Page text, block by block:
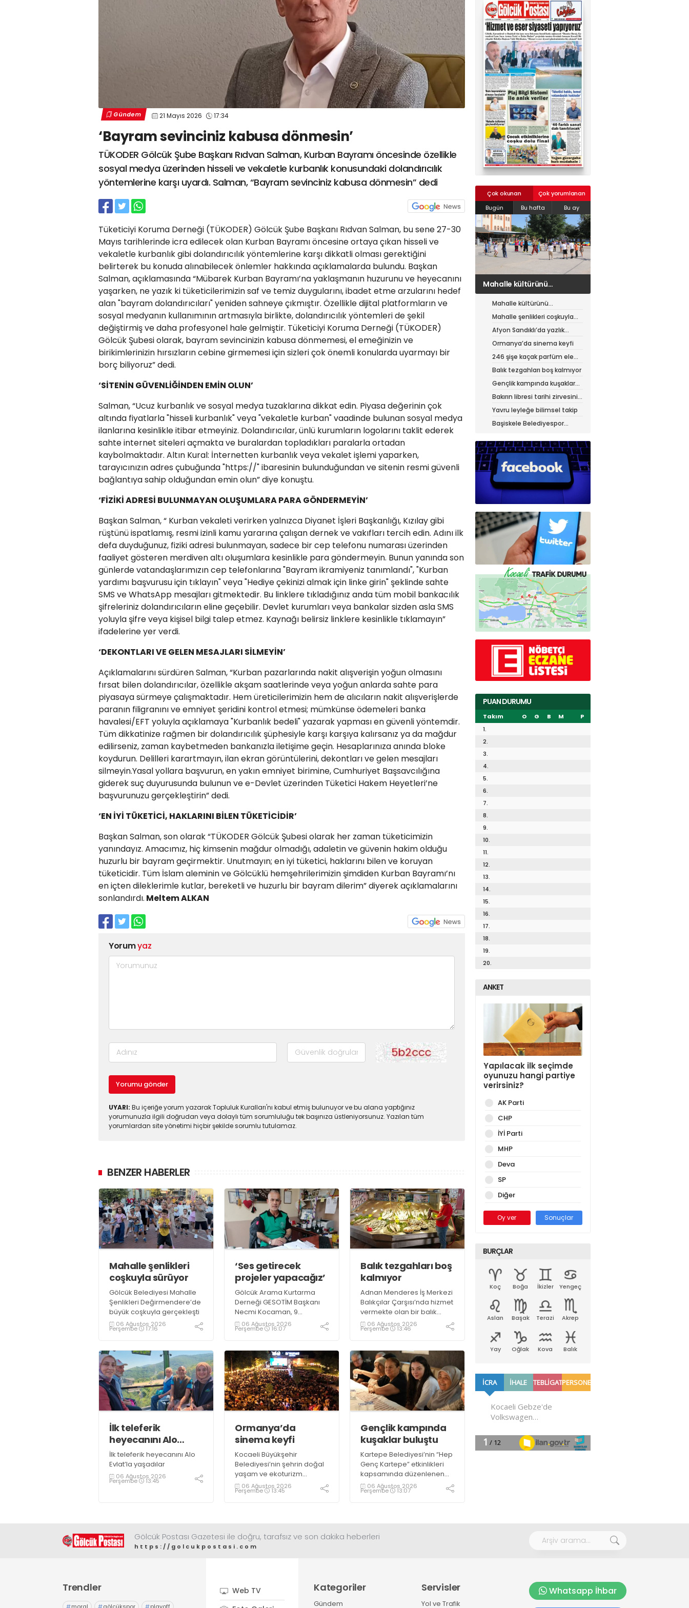
Gündem 21 Mayıs 2026 17:34
‘Bayram sevinciniz kabusa dönmesin’
TÜKODER Gölcük Şube Başkanı Rıdvan Salman, Kurban Bayramı öncesinde özellikle
sosyal medya üzerinden hisseli ve vekaletle kurbanlık konusundaki dolandırıcılık
yöntemlerine karşı uyardı. Salman, “Bayram sevinciniz kabusa dönmesin” dedi
Tüketiciyi Koruma Derneği (TÜKODER) Gölcük Şube Başkanı Rıdvan Salman, bu sene 27-30
Mayıs tarihlerinde icra edilecek olan Kurban Bayramı öncesine ortaya çıkan hisseli ve
vekaletle kurbanlık gibi dolandırıcılık yöntemlerine karşı dikkatli olması gerektiğini
belirterek bu konuda alınabilecek önlemler hakkında açıklamalarda bulundu. Başkan
Salman, açıklamasında “​Mübarek Kurban Bayramı’na yaklaşmanın huzurunu ve heyecanını
yaşarken, ne yazık ki tüketicilerimizin saf ve temiz duygularını, ibadet etme arzularını hedef
alan "bayram dolandırıcıları" yeniden sahneye çıkmıştır. Özellikle dijital platformların ve
sosyal medyanın kullanımının artmasıyla birlikte, dolandırıcılık yöntemleri de şekil
değiştirmiş ve daha profesyonel hale gelmiştir. Tüketiciyi Koruma Derneği (TÜKODER)
Gölcük Şubesi olarak, bayram sevincinizin kabusa dönmemesi, el emeğinizin ve
birikimlerinizin hırsızların cebine girmemesi için sizleri çok önemli konularda uyarmayı bir
borç biliyoruz” dedi.
‘SİTENİN GÜVENLİĞİNDEN EMİN OLUN’
​Salman, “Ucuz kurbanlık ve sosyal medya tuzaklarına dikkat edin. ​Piyasa değerinin çok
altında fiyatlarla "hisseli kurbanlık" veya "vekaletle kurban" vaadinde bulunan sosyal medya
ilanlarına kesinlikle itibar etmeyiniz. Dolandırıcılar, ünlü kurumların logolarını taklit ederek
sahte internet siteleri açmakta ve buralardan topladıkları paralarla ortadan
kaybolmaktadır. Altın Kural: İnternetten kurbanlık veya vekalet işlemi yaparken,
tarayıcınızın adres çubuğunda "https://" ibaresinin bulunduğundan ve sitenin resmi güvenli
bağlantıya sahip olduğundan emin olun” diye konuştu.
‘FİZİKİ ADRESİ BULUNMAYAN OLUŞUMLARA PARA GÖNDERMEYİN’
​Başkan Salman, “ Kurban vekaleti verirken yalnızca Diyanet İşleri Başkanlığı, Kızılay gibi
rüştünü ispatlamış, resmi izinli kamu yararına çalışan dernek ve vakıfları tercih edin. Adını ilk
defa duyduğunuz, fiziki adresi bulunmayan, sadece bir cep telefonu numarası üzerinden
faaliyet gösteren merdiven altı oluşumlara kesinlikle para göndermeyin. Bunun yanında son
günlerde vatandaşlarımızın cep telefonlarına "Bayram ikramiyeniz tanımlandı", "Kurban
yardımı başvurusu için tıklayın" veya "Hediye çekinizi almak için linke girin" şeklinde sahte
SMS ve WhatsApp mesajları gitmektedir. Bu linklere tıkladığınız anda tüm mobil bankacılık
şifreleriniz dolandırıcıların eline geçebilir. Devlet kurumları veya bankalar sizden asla SMS
yoluyla şifre veya kişisel bilgi talep etmez. Kaynağı belirsiz linklere kesinlikle tıklamayın”
ifadelerine yer verdi.
‘DEKONTLARI VE GELEN MESAJLARI SİLMEYİN’
​Açıklamalarını sürdüren Salman, “​Kurban pazarlarında nakit alışverişin yoğun olmasını
fırsat bilen dolandırıcılar, özellikle akşam saatlerinde veya yoğun anlarda sahte para
piyasaya sürmeye çalışmaktadır. Hem üreticilerimizin hem de alıcıların nakit alışverişlerde
paranın filigranını ve emniyet şeridini kontrol etmesi; mümkünse ödemeleri banka
havalesi/EFT yoluyla açıklamaya "Kurbanlık bedeli" yazarak yapması en güvenli yöntemdir.​
Tüm dikkatinize rağmen bir dolandırıcılık şüphesiyle karşı karşıya kalırsanız ya da mağdur
edilirseniz, zaman kaybetmeden bankanızla iletişime geçin. Hesaplarınıza anında bloke
koydurun. Delilleri karartmayın, ilan ekran görüntülerini, dekontları ve gelen mesajları
silmeyin.Yasal yollara başvurun, en yakın emniyet birimine, Cumhuriyet Başsavcılığına
giderek suç duyurusunda bulunun ve e-Devlet üzerinden Tüketici Hakem Heyetleri’ne
başvurunuzu gerçekleştirin” dedi.
‘EN İYİ TÜKETİCİ, HAKLARINI BİLEN TÜKETİCİDİR’
Başkan Salman, son olarak “​TÜKODER Gölcük Şubesi olarak her zaman tüketicimizin
yanındayız. Amacımız, hiç kimsenin mağdur olmadığı, adaletin ve güvenin hakim olduğu
huzurlu bir bayram geçirmektir. Unutmayın; en iyi tüketici, haklarını bilen ve koruyan
tüketicidir. Tüm İslam aleminin ve Gölcüklü hemşehrilerimizin şimdiden Kurban Bayramı’nı
en içten dileklerimle kutlar, bereketli ve huzurlu bir bayram dilerim” diyerek açıklamalarını
sonlandırdı. Meltem ALKAN
Yorumyaz
Yorumu gönder
UYARI: Bu içeriğe yorum yazarak Topluluk Kuralları'nı kabul etmiş bulunuyor ve bu alana yaptığınız
yorumunuzla ilgili doğrudan veya dolaylı tüm sorumluluğu tek başınıza üstleniyorsunuz. Yazılan tüm
yorumlardan site yönetimi hiçbir şekilde sorumlu tutulamaz.
BENZER HABERLER
Mahalle şenlikleri
coşkuyla sürüyor
Gölcük Belediyesi Mahalle
Şenlikleri Değirmendere’de
büyük coşkuyla gerçekleşti
06 Ağustos 2026
Perşembe 17:16
‘Ses getirecek
projeler yapacağız’
Gölcük Arama Kurtarma
Derneği GESOTİM Başkanı
Necmi Kocaman, 9
Ağustos’ta gerçekleşecek
sınavın ardından 4. Akredite
tamamlayacaklarını ifade
ederek açıklamalarda
bulundu. Kocaman,
“Gölcük’te ve Kocaeli
genelinde ses getirecek
projelerimizi tek tek hayata
geçireceğiz” dedi
06 Ağustos 2026
Perşembe 16:07
Balık tezgahları boş
kalmıyor
Adnan Menderes İş Merkezi
Balıkçılar Çarşısı’nda hizmet
vermekte olan bir balık
restoranının işletme
sahiplerinden Emrah
tezgahlarda taze balık
bulunduğunu ifade ederek
“Yıl boyunca tezgahlarda
taze balık bulmak mümkün
oluyor” dedi
06 Ağustos 2026
Perşembe 13:46
İlk teleferik
heyecanını Alo
Evlat’la yaşadılar
İlk teleferik heyecanını Alo
Evlat’la yaşadılar
06 Ağustos 2026
Perşembe 13:45
Ormanya’da
sinema keyfi
Kocaeli Büyükşehir
Belediyesi’nin şehrin doğal
yaşam ve ekoturizm
merkezi Ormanya’da
düzenlediği “Gece
06 Ağustos 2026
Perşembe 13:45
Gençlik kampında
kuşaklar buluştu
Kartepe Belediyesi’nin “Hep
Genç Kartepe” etkinlikleri
kapsamında düzenlenen
Gençlik ve Gelişim Kampı’na
katılan gençler, Kocaeli
06 Ağustos 2026
Perşembe 13:07
Çok okunan
Çok yorumlanan
Bugün
Bu hafta Bu ay
Mahalle şenlikleri coşkuyla
sürüyor
Mahalle kültürünü
canlandıran şenlik
Mahalle şenlikleri coşkuyla
sürüyor
Afyon Sandıklı’da yazlık
patates hasadı
Ormanya’da sinema keyfi
246 şişe kaçak parfüm ele
geçirildi
Balık tezgahları boş kalmıyor
Gençlik kampında kuşaklar
buluştu
Bakırın libresi tarihi zirvesini
test ediyor
Yavru leyleğe bilimsel takip
Başiskele Belediyespor
PUAN DURUMU
Takım O G B M
P
1.
2.
3.
4.
5.
6.
7.
8.
9.
10.
11.
12.
13.
14.
15.
16.
17.
18.
19.
20.
ANKET
Yapılacak ilk seçimde
oyunuzu hangi partiye
verirsiniz?
AK Parti
CHP
İYİ Parti
MHP
Deva
SP
Diğer
Oy ver Sonuçlar
BURÇLAR
Koç Boğa İkizler Yengeç
Aslan Başak Terazi Akrep
Yay Oğlak Kova Balık
Gölcük Postası Gazetesi ile doğru, tarafsız ve son dakika heberleri
https://golcukpostasi.com
Trendler
#moral #gölcükspor #playoff
Web TV
Kategoriler
Gündem
Servisler
Yol ve Trafik
Whatsapp İhbar
02624132333
haber@golcukpostasi.com